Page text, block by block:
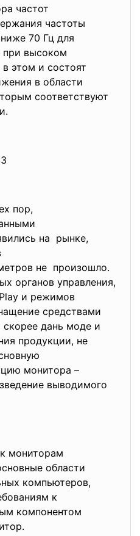
частот
частоты
70 Гц для
при высоком
этом и состоят
в области
соответствуют
3
пор,
на рынке,
не произошло.
органов управления,
и режимов
средствами
скорее дань моде и
продукции, не
монитора –
выводимого
мониторам
области
компьютеров,
к
компонентом